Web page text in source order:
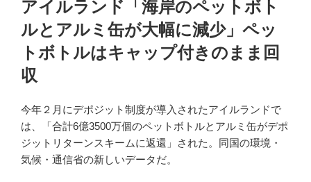
日:
アイルランド「海岸のペットボト
ルとアルミ缶が大幅に減少」ペッ
トボトルはキャップ付きのまま回
収
今年２月にデポジット制度が導入されたアイルランドで
は、「合計6億3500万個のペットボトルとアルミ缶がデポ
ジットリターンスキームに返還」された。同国の環境・
気候・通信省の新しいデータだ。